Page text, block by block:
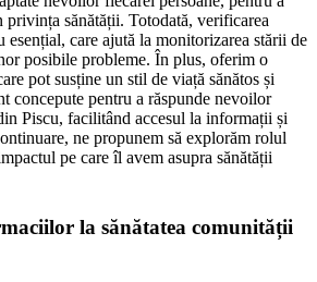
privința sănătății. Totodată, verificarea
esențial, care ajută la monitorizarea stării de
posibile probleme. În plus, oferim o
pot susține un stil de viață sănătos și
concepute pentru a răspunde nevoilor
Piscu, facilitând accesul la informații și
ne propunem să explorăm rolul
pe care îl avem asupra sănătății
la sănătatea comunității